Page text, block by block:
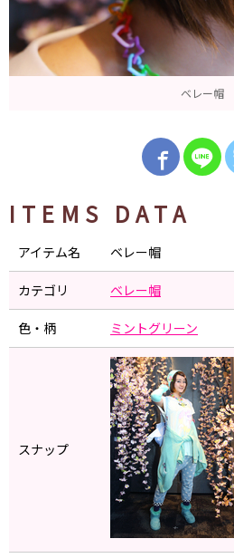
ベレー帽
ITEMS DATA
アイテム名 ベレー帽
カテゴリ ベレー帽
色・柄 ミントグリーン
スナップ